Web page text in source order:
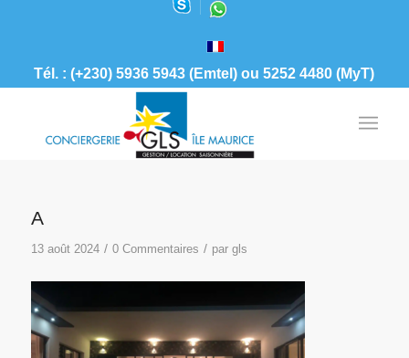
Tél. : (+230) 5936 5943 (Emtel) ou 5252 4480 (MyT)
A
13 août 2024 / 0 Commentaires / par gls